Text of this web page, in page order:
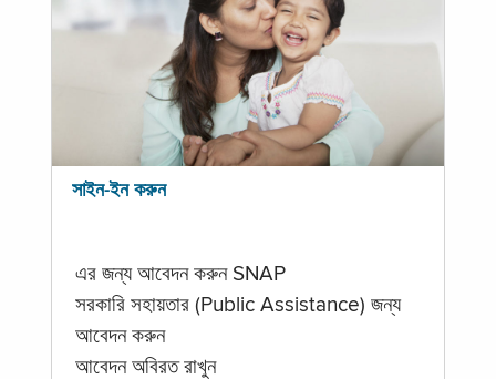
সাইন-ইন করুন
এর জন্য আবেদন করুন SNAP
সরকারি সহায়তার (Public Assistance) জন্য
আবেদন করুন
আবেদন অবিরত রাখুন